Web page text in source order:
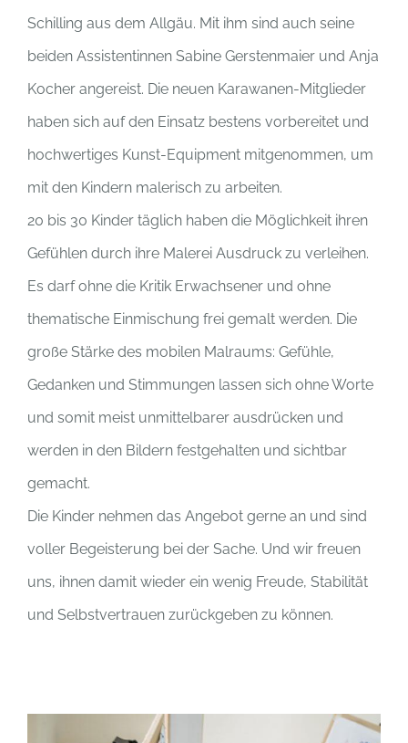
Schilling aus dem Allgäu. Mit ihm sind auch seine
beiden Assistentinnen Sabine Gerstenmaier und Anja
Kocher angereist. Die neuen Karawanen-Mitglieder
haben sich auf den Einsatz bestens vorbereitet und
hochwertiges Kunst-Equipment mitgenommen, um
mit den Kindern malerisch zu arbeiten.
20 bis 30 Kinder täglich haben die Möglichkeit ihren
Gefühlen durch ihre Malerei Ausdruck zu verleihen.
Es darf ohne die Kritik Erwachsener und ohne
thematische Einmischung frei gemalt werden. Die
große Stärke des mobilen Malraums: Gefühle,
Gedanken und Stimmungen lassen sich ohne Worte
und somit meist unmittelbarer ausdrücken und
werden in den Bildern festgehalten und sichtbar
gemacht.
Die Kinder nehmen das Angebot gerne an und sind
voller Begeisterung bei der Sache. Und wir freuen
uns, ihnen damit wieder ein wenig Freude, Stabilität
und Selbstvertrauen zurückgeben zu können.